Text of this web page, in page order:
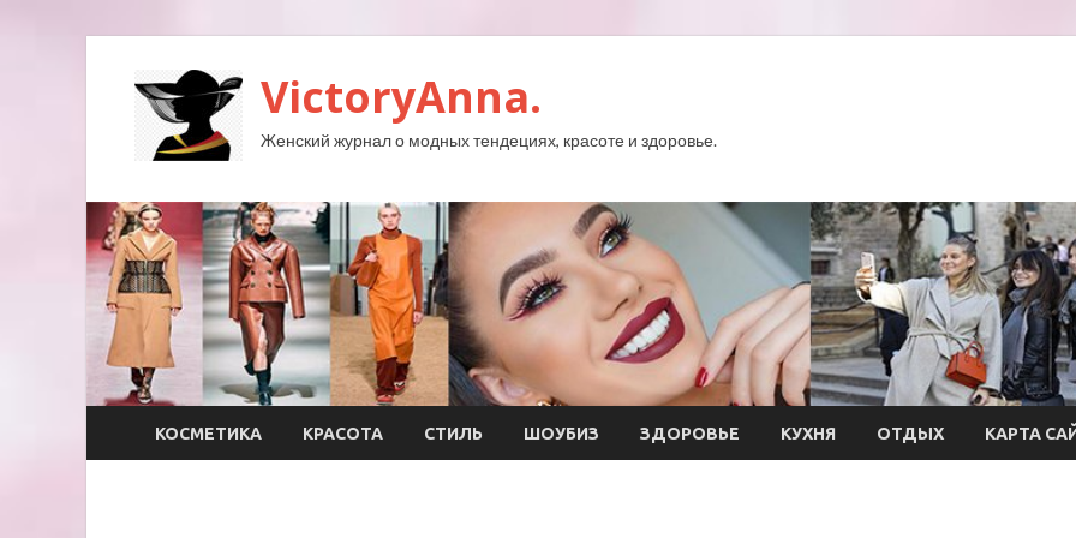
VictoryAnna.
Женский журнал о модных тендециях, красоте и здоровье.
КОСМЕТИКА КРАСОТА СТИЛЬ ШОУБИЗ ЗДОРОВЬЕ КУХНЯ ОТДЫХ КАРТА